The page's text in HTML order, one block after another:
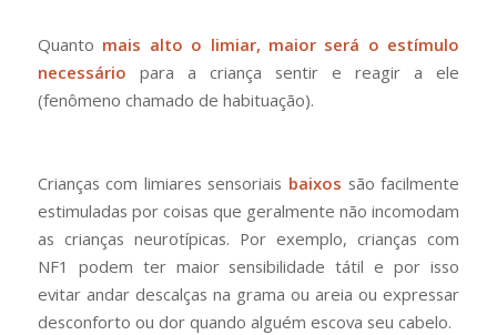
Quanto mais alto o limiar, maior será o estímulo
necessário para a criança sentir e reagir a ele
(fenômeno chamado de habituação).
Crianças com limiares sensoriais baixos são facilmente
estimuladas por coisas que geralmente não incomodam
as crianças neurotípicas. Por exemplo, crianças com
NF1 podem ter maior sensibilidade tátil e por isso
evitar andar descalças na grama ou areia ou expressar
desconforto ou dor quando alguém escova seu cabelo.